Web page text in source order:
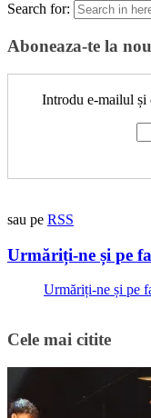
Search for:
Aboneaza-te la
Introdu e-mailul și
sau pe RSS
Urmăriți-ne și pe
Urmăriți-ne și pe
Cele mai citite